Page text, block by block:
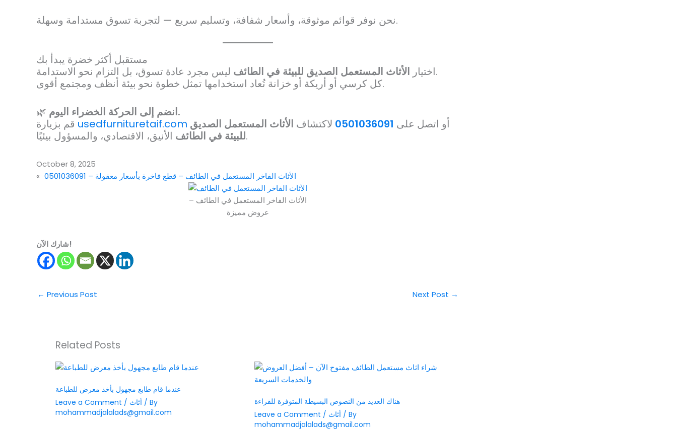
نحن نوفر قوائم موثوقة، وأسعار شفافة، وتسليم سريع — لتجربة تسوق مستدامة وسهلة.
مستقبل أكثر خضرة يبدأ بك
اختيار الأثاث المستعمل الصديق للبيئة في الطائف
ليس مجرد عادة تسوق، بل التزام نحو الاستدامة.
كل كرسي أو أريكة أو خزانة تُعاد استخدامها تمثل خطوة نحو بيئة أنظف ومجتمع أقوى.
🌿
انضم إلى الحركة الخضراء اليوم.
usedfurnituretaif.com أو اتصل على 0501036091 لاكتشاف الأثاث المستعمل الصديق
للبيئة في الطائفالأنيق، الاقتصادي، والمسؤول بيئيًا.
October 8, 2025
«
الأثاث الفاخر المستعمل في الطائف – قطع فاخرة بأسعار معقولة – 0501036091
الأثاث الفاخر المستعمل في الطائف –
عروض مميزة
شارك الآن!
← Previous Post Next Post →
Related Posts
عندما قام طابع مجهول بأخذ معرض للطباعة
Leave a Comment / أثاث / By
mohammadjalalads@gmail.com
هناك العديد من النصوص البسيطة المتوفرة للقراءة
Leave a Comment / أثاث / By
mohammadjalalads@gmail.com